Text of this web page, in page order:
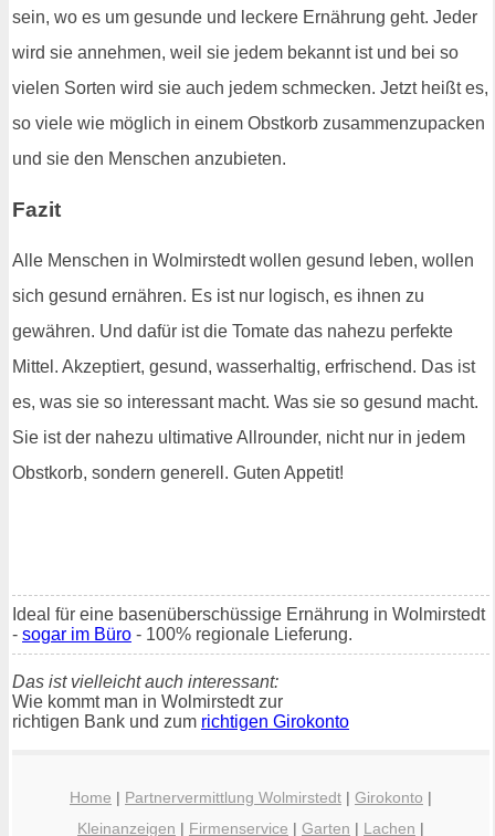
sein, wo es um gesunde und leckere Ernährung geht. Jeder
wird sie annehmen, weil sie jedem bekannt ist und bei so
vielen Sorten wird sie auch jedem schmecken. Jetzt heißt es,
so viele wie möglich in einem Obstkorb zusammenzupacken
und sie den Menschen anzubieten.
Fazit
Alle Menschen in Wolmirstedt wollen gesund leben, wollen
sich gesund ernähren. Es ist nur logisch, es ihnen zu
gewähren. Und dafür ist die Tomate das nahezu perfekte
Mittel. Akzeptiert, gesund, wasserhaltig, erfrischend. Das ist
es, was sie so interessant macht. Was sie so gesund macht.
Sie ist der nahezu ultimative Allrounder, nicht nur in jedem
Obstkorb, sondern generell. Guten Appetit!
Ideal für eine basenüberschüssige Ernährung in Wolmirstedt
- sogar im Büro - 100% regionale Lieferung.
Das ist vielleicht auch interessant:
Wie kommt man in Wolmirstedt zur
richtigen Bank und zum richtigen Girokonto
Home | Partnervermittlung Wolmirstedt | Girokonto |
Kleinanzeigen | Firmenservice | Garten | Lachen |